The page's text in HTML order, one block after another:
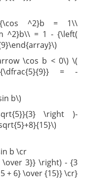
{\cos ^2}b = 1\\
^2}b\\ = 1 - {\left(
\cos b < 0\) \(
= -
b\)
\right )-
b \cr
3}} \right) - {3
+ 6} \over {15}} \cr}